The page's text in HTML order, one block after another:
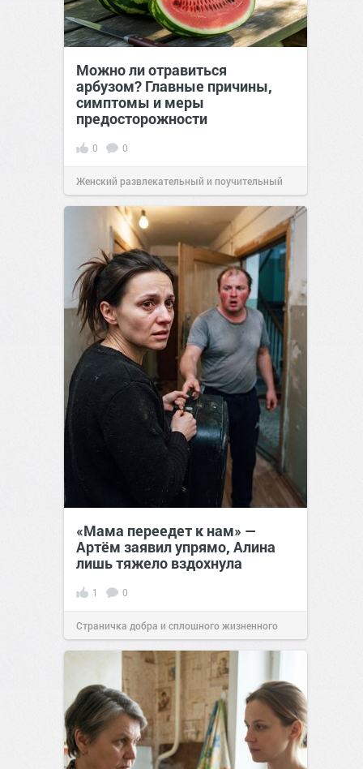
Можно ли отравиться
арбузом? Главные причины,
симптомы и меры
предосторожности
0 0
Женский развлекательный и поучительный
сайт.23:4206 авг 2026
«Мама переедет к нам» —
Артём заявил упрямо, Алина
лишь тяжело вздохнула
1 0
Страничка добра и сплошного жизненного
позитива!00:2807 авг 2026